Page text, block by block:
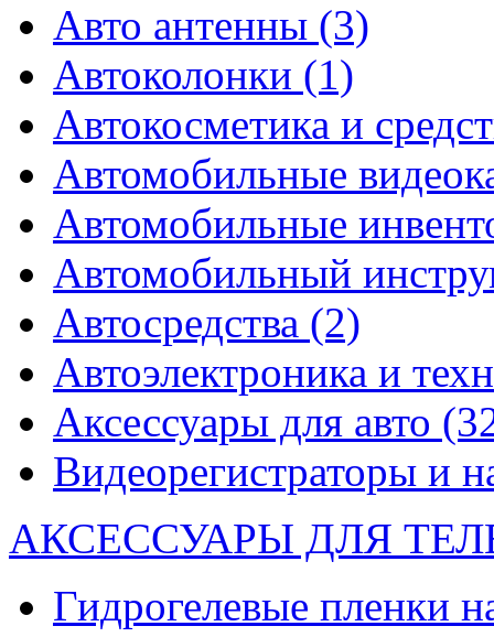
Авто антенны (3)
Автоколонки (1)
Автокосметика и
Автомобильные
Автомобильные
Автомобильный
Автосредства (2)
Автоэлектроника и
Аксессуары для авто
Видеорегистраторы и
АКСЕССУАРЫ ДЛЯ
Гидрогелевые пленки